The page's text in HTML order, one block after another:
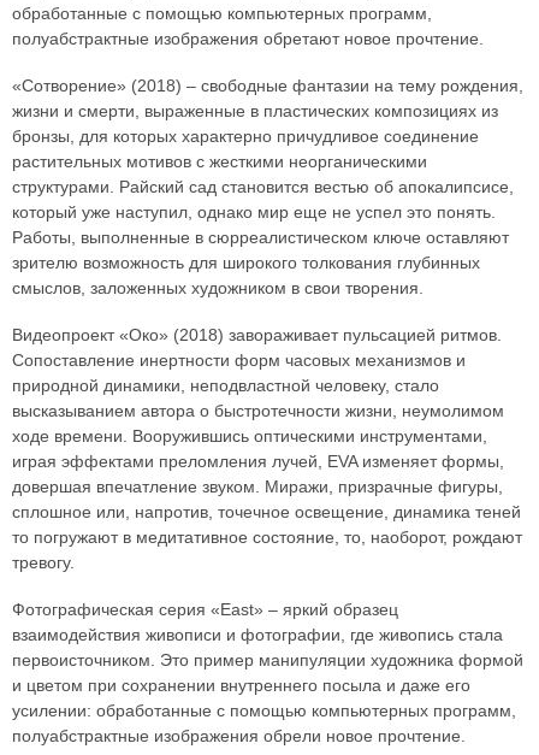
обработанные с помощью компьютерных программ,
полуабстрактные изображения обретают новое прочтение.
«Сотворение» (2018) – свободные фантазии на тему рождения,
жизни и смерти, выраженные в пластических композициях из
бронзы, для которых характерно причудливое соединение
растительных мотивов с жесткими неорганическими
структурами. Райский сад становится вестью об апокалипсисе,
который уже наступил, однако мир еще не успел это понять.
Работы, выполненные в сюрреалистическом ключе оставляют
зрителю возможность для широкого толкования глубинных
смыслов, заложенных художником в свои творения.
Видеопроект «Око» (2018) завораживает пульсацией ритмов.
Сопоставление инертности форм часовых механизмов и
природной динамики, неподвластной человеку, стало
высказыванием автора о быстротечности жизни, неумолимом
ходе времени. Вооружившись оптическими инструментами,
играя эффектами преломления лучей, EVA изменяет формы,
довершая впечатление звуком. Миражи, призрачные фигуры,
сплошное или, напротив, точечное освещение, динамика теней
то погружают в медитативное состояние, то, наоборот, рождают
тревогу.
Фотографическая серия «East» – яркий образец
взаимодействия живописи и фотографии, где живопись стала
первоисточником. Это пример манипуляции художника формой
и цветом при сохранении внутреннего посыла и даже его
усилении: обработанные с помощью компьютерных программ,
полуабстрактные изображения обрели новое прочтение.